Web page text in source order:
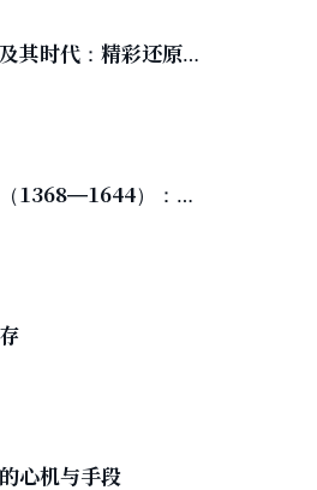
其时代：精彩还原洪
堂权力博弈的巅峰时
1368—1644）：从
祯的权力变局
心机与手段